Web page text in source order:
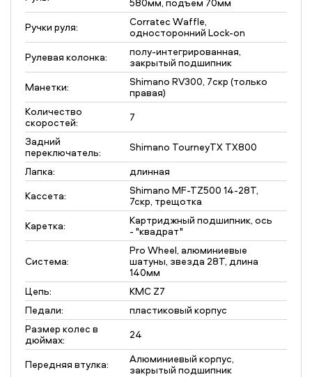
Ручки руля:
Corratec Waffle,
односторонний Lock-on
Рулевая колонка:
полу-интегрированная,
закрытый подшипник
Манетки:
Shimano RV300, 7скр (только
правая)
Количество
скоростей:
7
Задний
переключатель:
Shimano TourneyTX TX800
Лапка:
длинная
Кассета:
Shimano MF-TZ500 14-28Т,
7скр, трещотка
Каретка:
Картриджный подшипник, ось
- "квадрат"
Система:
Pro Wheel, алюминиевые
шатуны, звезда 28T, длина
140мм
Цепь:
KMC Z7
Педали:
пластиковый корпус
Размер колес в
дюймах:
24
Передняя втулка:
Алюминиевый корпус,
закрытый подшипник